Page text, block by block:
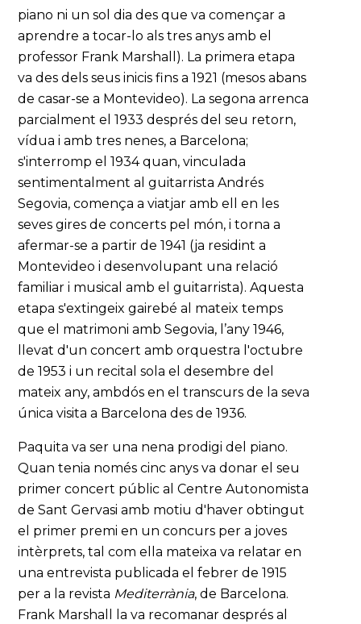
piano ni un sol dia des que va començar a
aprendre a tocar-lo als tres anys amb el
professor Frank Marshall). La primera etapa
va des dels seus inicis fins a 1921 (mesos abans
de casar-se a Montevideo). La segona arrenca
parcialment el 1933 després del seu retorn,
vídua i amb tres nenes, a Barcelona;
s'interromp el 1934 quan, vinculada
sentimentalment al guitarrista Andrés
Segovia, comença a viatjar amb ell en les
seves gires de concerts pel món, i torna a
afermar-se a partir de 1941 (ja residint a
Montevideo i desenvolupant una relació
familiar i musical amb el guitarrista). Aquesta
etapa s'extingeix gairebé al mateix temps
que el matrimoni amb Segovia, l’any 1946,
llevat d'un concert amb orquestra l'octubre
de 1953 i un recital sola el desembre del
mateix any, ambdós en el transcurs de la seva
única visita a Barcelona des de 1936.
Paquita va ser una nena prodigi del piano.
Quan tenia només cinc anys va donar el seu
primer concert públic al Centre Autonomista
de Sant Gervasi amb motiu d'haver obtingut
el primer premi en un concurs per a joves
intèrprets, tal com ella mateixa va relatar en
una entrevista publicada el febrer de 1915
per a la revista Mediterrània, de Barcelona.
Frank Marshall la va recomanar després al